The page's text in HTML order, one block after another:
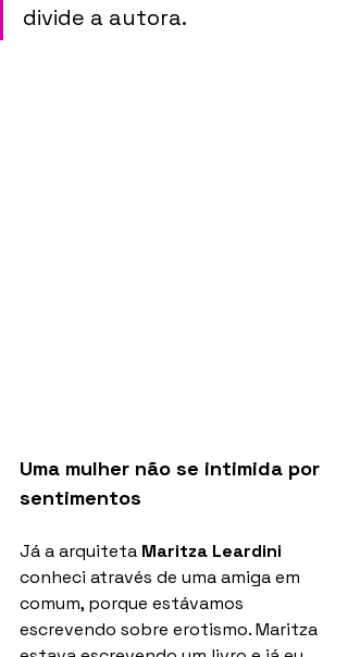
divide a autora.
Uma mulher não se intimida por
sentimentos
Já a arquiteta Maritza Leardini
conheci através de uma amiga em
comum, porque estávamos
escrevendo sobre erotismo. Maritza